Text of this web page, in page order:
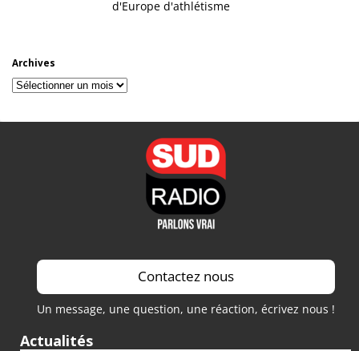
d'Europe d'athlétisme
Archives
Archives
Contactez nous
Un message, une question, une réaction, écrivez nous !
Actualités